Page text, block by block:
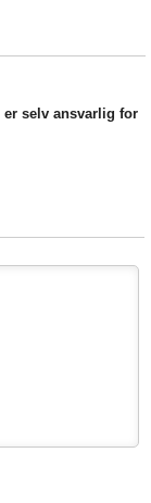
er selv ansvarlig for